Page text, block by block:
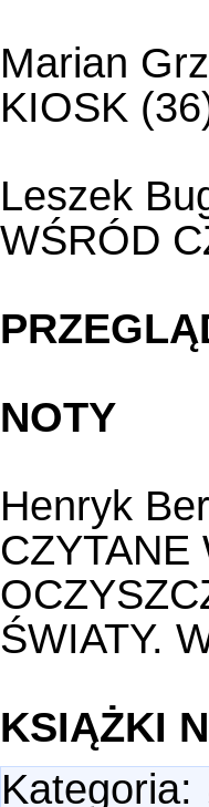
Marian
KIOSK
Leszek
WŚRÓD
NOTY
Henryk
ŚWIATY.
KSIĄŻKI
Kategoria: